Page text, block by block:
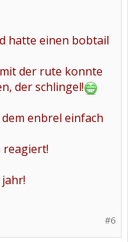
hatte einen bobtail
der rute konnte
der schlingel!
enbrel einfach
reagiert!
#6